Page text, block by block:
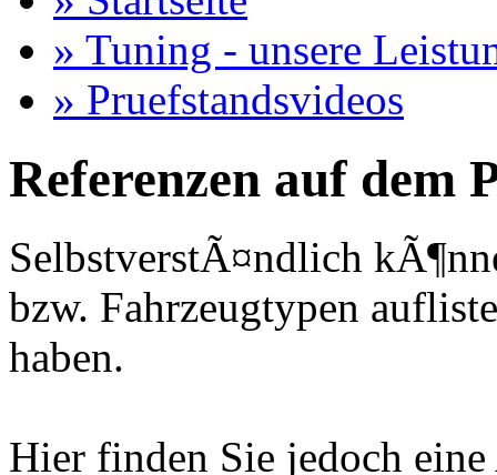
» Tuning - unsere
» Pruefstandsvideos
Referenzen auf dem
SelbstverstÃ¤ndlich
bzw. Fahrzeugtypen
haben.
Hier finden Sie jedoch